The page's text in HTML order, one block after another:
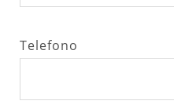
Telefono